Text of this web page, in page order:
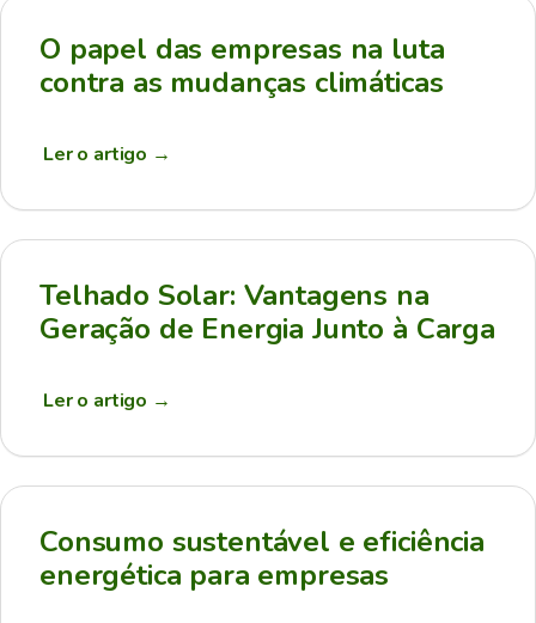
O papel das empresas na luta
contra as mudanças climáticas
Ler o artigo →
Telhado Solar: Vantagens na
Geração de Energia Junto à Carga
Ler o artigo →
Consumo sustentável e eficiência
energética para empresas